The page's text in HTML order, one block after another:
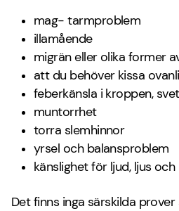
mag- tarmproblem
illamående
migrän eller olika former
att du behöver kissa
feberkänsla i kroppen,
muntorrhet
torra slemhinnor
yrsel och balansproblem
känslighet för ljud, ljus
Det finns inga särskilda